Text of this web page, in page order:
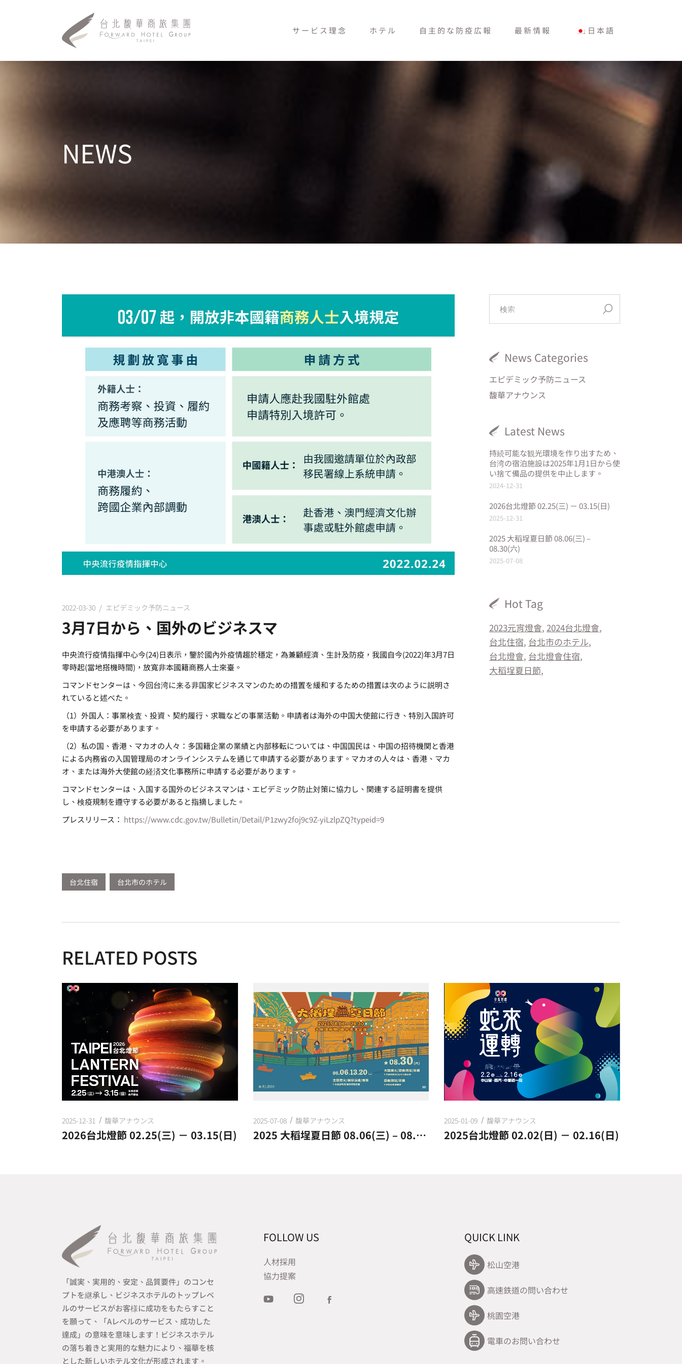
サービス理念 ホテル 自主的な防疫広報 最新情報 日本語
2022-03-30 エピデミック予防ニュース
3月7日から、国外のビジネスマ
中央流行疫情指揮中心今(24)日表示，鑒於國內外疫情趨於穩定，為兼顧經濟、生計及防疫，我國自今(2022)年3月7日
零時起(當地搭機時間)，放寬非本國籍商務人士來臺。
コマンドセンターは、今回台湾に来る非国家ビジネスマンのための措置を緩和するための措置は次のように説明さ
れていると述べた。
（1）外国人：事業検査、投資、契約履行、求職などの事業活動。申請者は海外の中国大使館に行き、特別入国許可
を申請する必要があります。
（2）私の国、香港、マカオの人々：多国籍企業の業績と内部移転については、中国国民は、中国の招待機関と香港
による内務省の入国管理局のオンラインシステムを通じて申請する必要があります。マカオの人々は、香港、マカ
オ、または海外大使館の経済文化事務所に申請する必要があります。
コマンドセンターは、入国する国外のビジネスマンは、エピデミック防止対策に協力し、関連する証明書を提供
し、検疫規制を遵守する必要があると指摘しました。
プレスリリース： https://www.cdc.gov.tw/Bulletin/Detail/P1zwy2foj9c9Z-yiLzlpZQ?typeid=9
台北住宿 台北市のホテル
News Categories
エピデミック予防ニュース
馥華アナウンス
Latest News
持続可能な観光環境を作り出すため、
台湾の宿泊施設は2025年1月1日から使
い捨て備品の提供を中止します。
2024-12-31
2026台北燈節 02.25(三) － 03.15(日)
2025-12-31
2025 大稻埕夏日節 08.06(三) –
08.30(六)
2025-07-08
Hot Tag
2023元宵燈會 2024台北燈會
台北住宿 台北市のホテル
台北燈會 台北燈會住宿
大稻埕夏日節
RELATED POSTS
2025-12-31 馥華アナウンス
2026台北燈節 02.25(三) － 03.15(日)
2025-07-08 馥華アナウンス
2025 大稻埕夏日節 08.06(三) – 08.30(六)
2025-01-09 馥華アナウンス
2025台北燈節 02.02(日) － 02.16(日)
「誠実、実用的、安定、品質要件」のコンセ
プトを継承し、ビジネスホテルのトップレベ
ルのサービスがお客様に成功をもたらすこと
を願って、「Aレベルのサービス、成功した
達成」の意味を意味します！ビジネスホテル
の落ち着きと実用的な魅力により、福華を核
とした新しいホテル文化が形成されます。
FOLLOW US
人材採用
協力提案
QUICK LINK
松山空港
高速鉄道の問い合わせ
桃園空港
電車のお問い合わせ